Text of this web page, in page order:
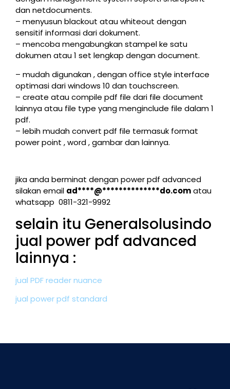
dan netdocuments.
– menyusun blackout atau whiteout dengan
sensitif informasi dari dokument.
– mencoba mengabungkan stampel ke satu
dokumen atau 1 set lengkap dengan document.
– mudah digunakan , dengan office style interface
optimasi dari windows 10 dan touchscreen.
– create atau compile pdf file dari file document
lainnya atau file type yang menginclude file dalam 1
pdf.
– lebih mudah convert pdf file termasuk format
power point , word , gambar dan lainnya.
jika anda berminat dengan power pdf advanced
silakan email ad****@**************do.comatau
whatsapp 0811-321-9992
selain itu Generalsolusindo
jual power pdf advanced
lainnya :
jual PDF reader nuance
jual power pdf standard